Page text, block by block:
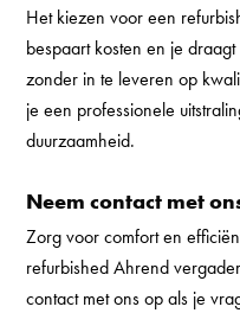
Het kiezen voor een
bespaart kosten en je
zonder in te leveren op
je een professionele
duurzaamheid.
Neem contact met
Zorg voor comfort en
refurbished Ahrend
contact met ons op als je